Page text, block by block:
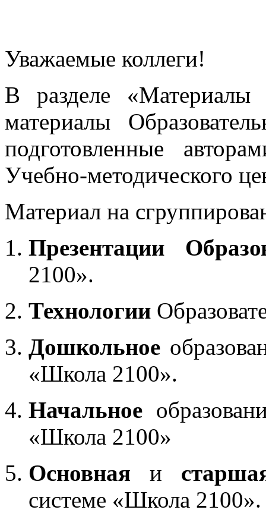
Уважаемые коллеги!
В разделе «Материалы
материалы
подготовленные
Учебно-методического
Материал на
Презентации
2100».
Технологии
Дошкольное
«Школа 2100».
Начальное
«Школа 2100»
Основная и
системе «Школа 2100».